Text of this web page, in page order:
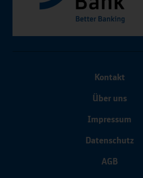
Kontakt
Über uns
Impressum
Datenschutz
AGB